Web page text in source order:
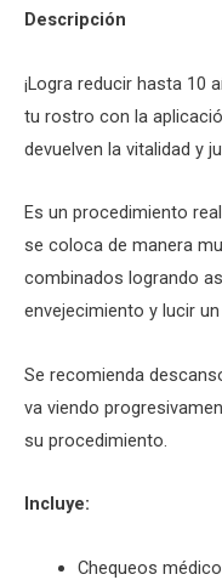
Descripción
¡Logra reducir hasta 10
tu rostro con la
devuelven la vitalidad y
Es un procedimiento
se coloca de manera
combinados logrando
envejecimiento y lucir
Se recomienda
va viendo
su procedimiento.
Incluye:
Chequeos